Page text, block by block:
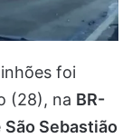
foi
(28), na BR-
São Sebastião